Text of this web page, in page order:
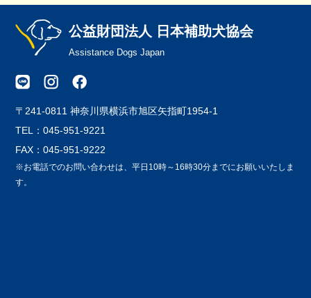
公益財団法人 日本補助犬協会
Assistance Dogs Japan
〒241-0811 神奈川県横浜市旭区矢指町1954-1
TEL：045-951-9221
FAX：045-951-9222
※お電話でのお問い合わせは、平日10時～16時30分までにお願いいたしま
す。